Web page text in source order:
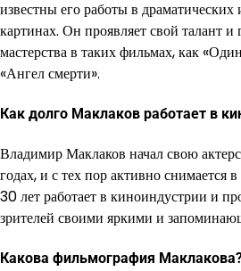
известны его работы в драматических
картинах. Он проявляет свой талант и
мастерства в таких фильмах, как
«Ангел смерти».
Как долго Маклаков работает в
Владимир Маклаков начал свою
годах, и с тех пор активно снимается
30 лет работает в киноиндустрии и
зрителей своими яркими и
Какова фильмография